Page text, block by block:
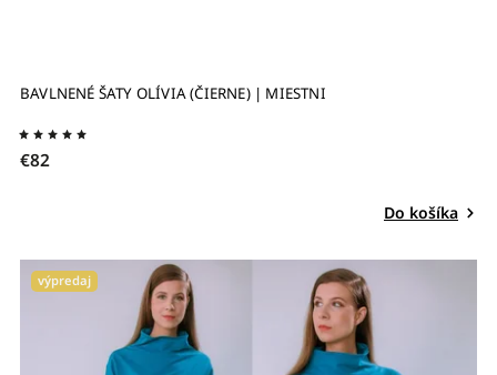
BAVLNENÉ ŠATY OLÍVIA (ČIERNE) | MIESTNI
€82
Do košíka
výpredaj